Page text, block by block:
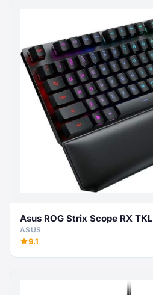
Asus ROG Strix Scope RX TKL
ASUS
9.1